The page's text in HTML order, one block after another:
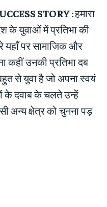
STORY :हमारा
के युवाओं में प्रतिभा की
यहाँ पर सामाजिक और
कहीं उनकी प्रतिभा दब
से युवा है जो अपना स्वयं
के दवाब के चलते उन्हें
अन्य क्षेत्र को चुनना पड़